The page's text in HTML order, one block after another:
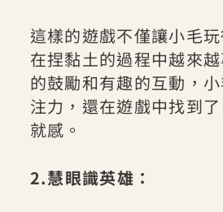
這樣的遊戲不僅讓小毛
在捏黏土的過程中越來
的鼓勵和有趣的互動，
注力，還在遊戲中找到
就感。
2.慧眼識英雄：